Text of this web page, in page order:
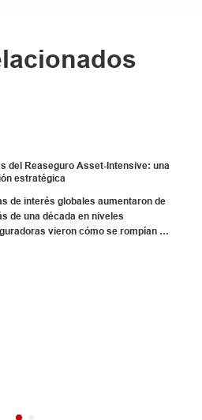
del Reaseguro Asset-Intensive: una
estratégica
de interés globales aumentaron de
de una década en niveles
vieron cómo se rompían
vigentes durante años. La
los descalces entre activos y
y los portafolios de larga […]